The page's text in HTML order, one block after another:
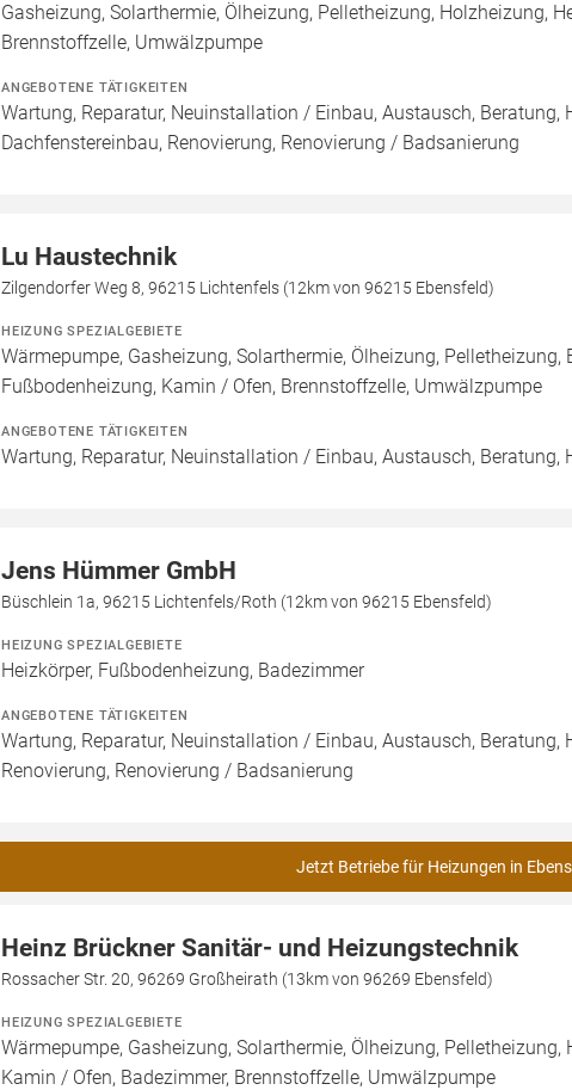
Gasheizung, Solarthermie, Ölheizung, Pelletheizung, Holzheizung,
Brennstoffzelle, Umwälzpumpe
ANGEBOTENE TÄTIGKEITEN
Wartung, Reparatur, Neuinstallation / Einbau, Austausch,
Dachfenstereinbau, Renovierung, Renovierung / Badsanierung
Lu Haustechnik
Zilgendorfer Weg 8, 96215 Lichtenfels (12km von 96215 Ebensfeld)
HEIZUNG SPEZIALGEBIETE
Wärmepumpe, Gasheizung, Solarthermie, Ölheizung, Pelletheizung,
Fußbodenheizung, Kamin / Ofen, Brennstoffzelle, Umwälzpumpe
ANGEBOTENE TÄTIGKEITEN
Wartung, Reparatur, Neuinstallation / Einbau, Austausch,
Jens Hümmer GmbH
Büschlein 1a, 96215 Lichtenfels/Roth (12km von 96215 Ebensfeld)
HEIZUNG SPEZIALGEBIETE
Heizkörper, Fußbodenheizung, Badezimmer
ANGEBOTENE TÄTIGKEITEN
Wartung, Reparatur, Neuinstallation / Einbau, Austausch,
Renovierung, Renovierung / Badsanierung
Jetzt Betriebe für Heizungen in
Heinz Brückner Sanitär- und Heizungstechnik
Rossacher Str. 20, 96269 Großheirath (13km von 96269 Ebensfeld)
HEIZUNG SPEZIALGEBIETE
Wärmepumpe, Gasheizung, Solarthermie, Ölheizung,
Kamin / Ofen, Badezimmer, Brennstoffzelle, Umwälzpumpe